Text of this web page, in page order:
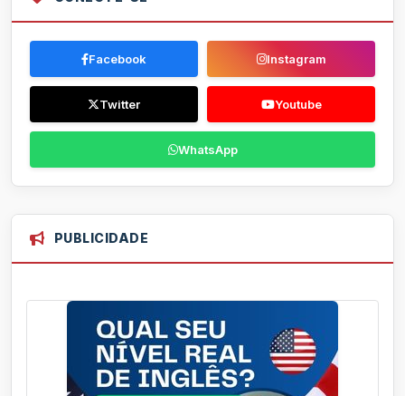
Facebook Instagram
Twitter Youtube
WhatsApp
PUBLICIDADE